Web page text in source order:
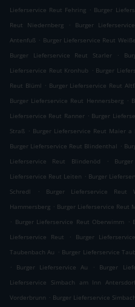
Lieferservice Reut Fehring . Burger
Reut Niedernberg
. Burger
Antenfuß . Burger Lieferservice Reut
Burger Lieferservice Reut Starler
.
Lieferservice Reut Kronhub . Burger
Reut Blüml . Burger Lieferservice Reut
Burger Lieferservice Reut Hennersberg .
Lieferservice Reut Ranner . Burger
Straß . Burger Lieferservice Reut Maier a
Burger Lieferservice Reut Blindenthal .
Lieferservice Reut Blindenöd
.
Lieferservice Reut Leiten . Burger
Schredl
. Burger Lieferservice Reut
Hammersberg . Burger Lieferservice Reut
. Burger Lieferservice Reut Oberwimm .
Lieferservice Reut
. Burger
Taubenbach Au . Burger Lieferservice
.
Burger Lieferservice Au . Burger
Lieferservice Simbach am Inn Antersdorf
Vorderbrunn . Burger Lieferservice